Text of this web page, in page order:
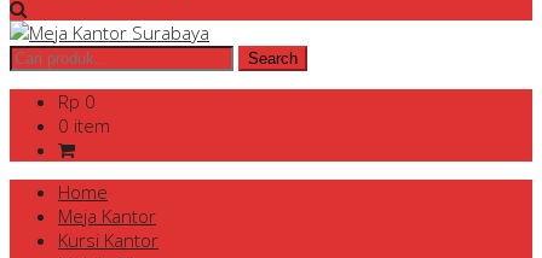
Rp 0
0 item
Home
Meja Kantor
Kursi Kantor